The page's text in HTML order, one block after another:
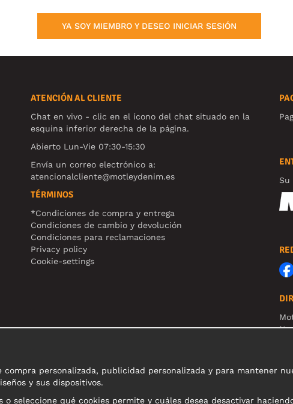
YA SOY MIEMBRO Y DESEO INICIAR SESIÓN
ATENCIÓN AL CLIENTE
Chat en vivo - clic en el ícono del chat situado en la
esquina inferior derecha de la página.
Abierto Lun-Vie 07:30-15:30
Envía un correo electrónico a:
atencionalcliente@motleydenim.es
TÉRMINOS
*Condiciones de compra y entrega
Condiciones de cambio y devolución
Condiciones para reclamaciones
Privacy policy
Cookie-settings
Su
personalizada, publicidad personalizada y para mantener
y sus dispositivos.
seleccione qué cookies permite y cuáles desea desactivar